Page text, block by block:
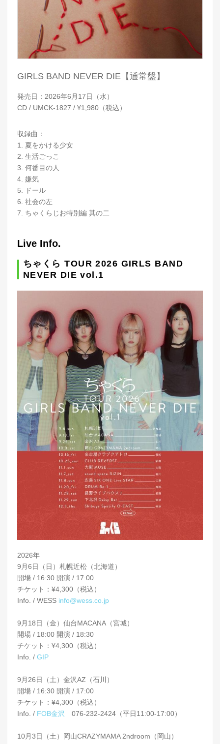
GIRLS BAND NEVER DIE【通常盤】
発売日：2026年6月17日（水）
CD / UMCK-1827 / ¥1,980（税込）
収録曲：
1. 夏をかける少女
2. 生活ごっこ
3. 何番目の人
4. 嫌気
5. ドール
6. 社会の左
7. ちゃくらじお特別編 其の二
Live Info.
ちゃくら TOUR 2026 GIRLS BAND
NEVER DIE vol.1
2026年
9月6日（日）札幌近松（北海道）
開場 / 16:30 開演 / 17:00
チケット：¥4,300（税込）
Info. / WESS info@wess.co.jp
9月18日（金）仙台MACANA（宮城）
開場 / 18:00 開演 / 18:30
チケット：¥4,300（税込）
Info. / GIP
9月26日（土）金沢AZ（石川）
開場 / 16:30 開演 / 17:00
チケット：¥4,300（税込）
Info. / FOB金沢 076-232-2424（平日11:00-17:00）
10月3日（土）岡山CRAZYMAMA 2ndroom（岡山）